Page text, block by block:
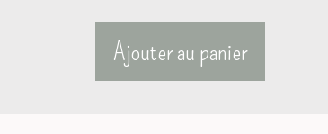
Ajouter au panier